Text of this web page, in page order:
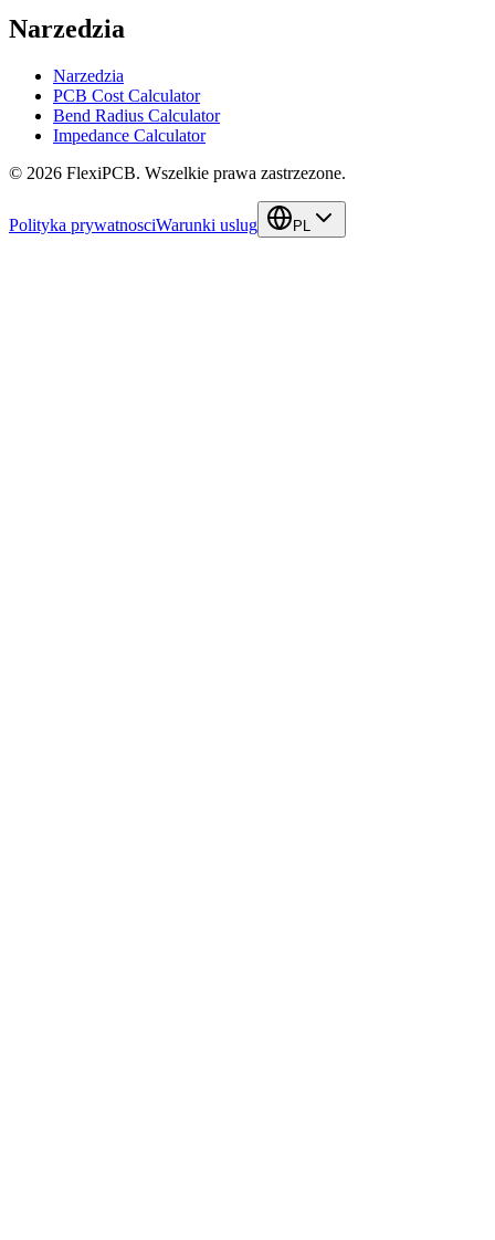
Narzedzia
Narzedzia
PCB Cost Calculator
Bend Radius Calculator
Impedance Calculator
© 2026 FlexiPCB. Wszelkie prawa zastrzezone.
Polityka prywatnosciWarunki uslug PL